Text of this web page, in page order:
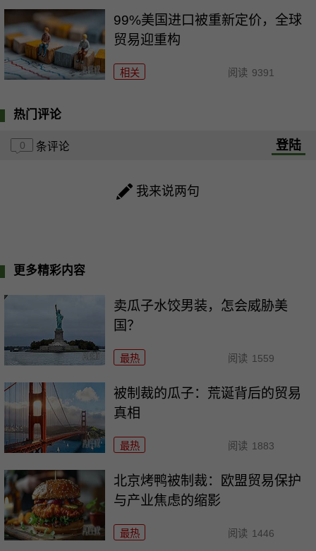
99%美国进口被重新定价，全球
贸易迎重构
相关 阅读 9391
热门评论
0 条评论 登陆
我来说两句
更多精彩内容
卖瓜子水饺男装，怎会威胁美
国？
最热 阅读 1559
被制裁的瓜子：荒诞背后的贸易
真相
最热 阅读 1883
北京烤鸭被制裁：欧盟贸易保护
与产业焦虑的缩影
最热 阅读 1446